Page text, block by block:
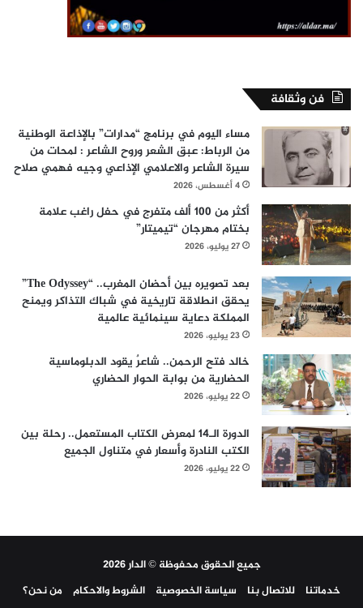
فن وثقافة
مساء اليوم في برنامج “مدارات” بالإذاعة الوطنية
من الرباط: عبق الشعر وروح الشاعر : لمحات من
سيرة الشاعر والاعلامي الإذاعي وجيه فهمي صلاح
4 أغسطس، 2026
أكثر من 100 ألف متفرج في حفل راغب علامة
بختام مهرجان “تيميتار”
27 يوليو، 2026
بعد تصويره بين أحضان المغرب.. “The Odyssey”
يحقق انطلاقة تاريخية في شباك التذاكر ويمنح
المملكة دعاية سينمائية عالمية
23 يوليو، 2026
خالد فتح الرحمن.. شاعرٌ يقود الدبلوماسية
الحضارية من بوابة الحوار الحضاري
22 يوليو، 2026
الدورة الـ14 لمعرض الكتاب المستعمل.. رحلة بين
الكتب النادرة وأسعار في متناول الجميع
22 يوليو، 2026
جميع الحقوق محفوظة © الدار 2026
خدماتنا
للاتصال بنا سياسة الخصوصية الشروط والاحكام من نحن؟